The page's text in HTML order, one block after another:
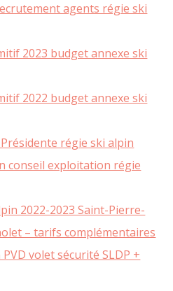
agents régie ski
2023 budget annexe ski
2022 budget annexe ski
régie ski alpin
conseil exploitation régie
2022-2023 Saint-Pierre-
– tarifs complémentaires
volet sécurité SLDP +